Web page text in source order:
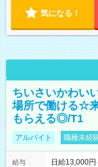
気になる！
ちいさいかわい
場所で働ける☆
もらえる◎/T1
アルバイト 職種未経
給与
日給13,000円